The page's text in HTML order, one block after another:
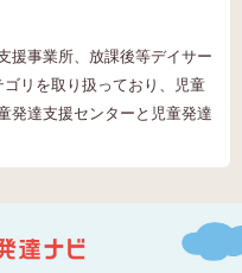
援事業所、放課後等デイサー
リを取り扱っており、児童
発達支援センターと児童発達